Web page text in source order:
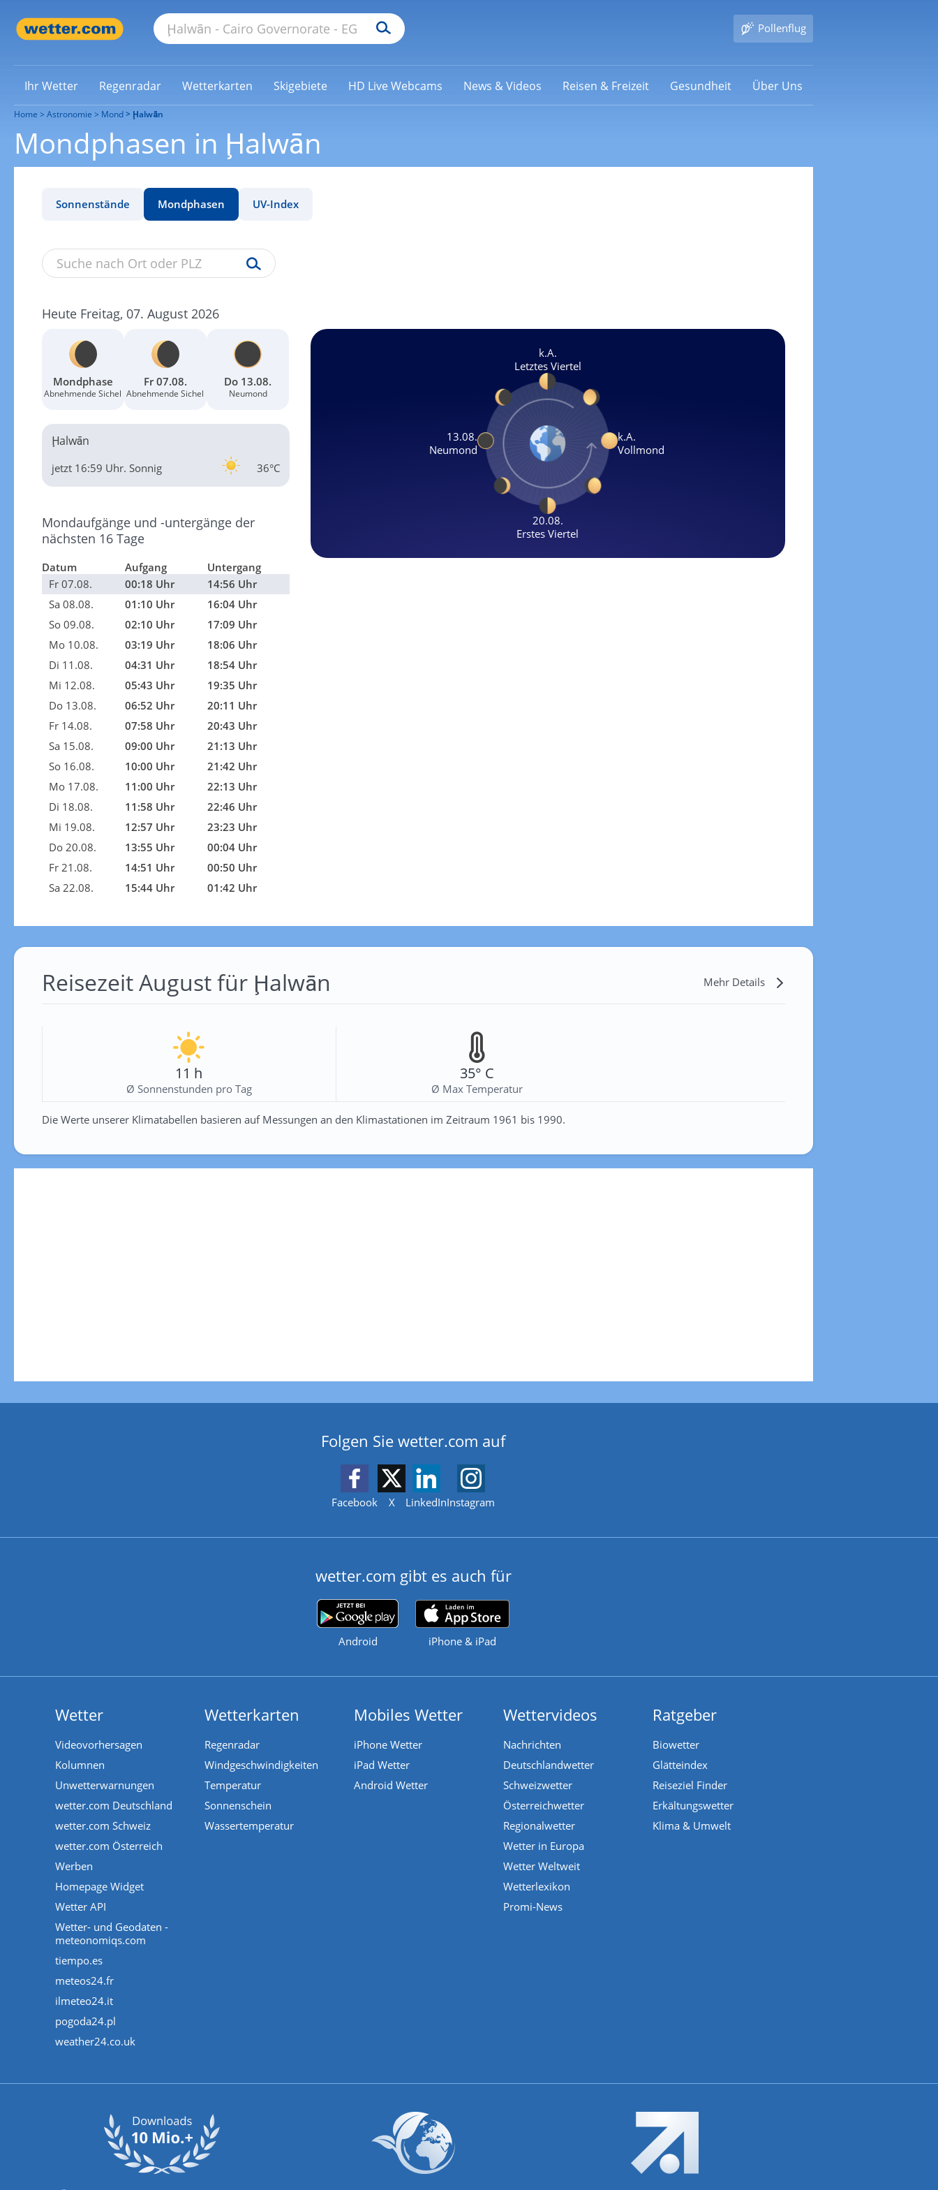
Pollenflug
Ihr Wetter Regenradar Wetterkarten Skigebiete HD Live Webcams News & Videos Reisen & Freizeit Gesundheit Über Uns
Home Astronomie Mond Ḩalwān
Mondphasen in Ḩalwān
Sonnenstände Mondphasen UV-Index
Heute Freitag, 07. August 2026
Mondphase
Abnehmende Sichel
Fr 07.08.
Abnehmende Sichel
Do 13.08.
Neumond
Ḩalwān
36°C
jetzt 16:59 Uhr. Sonnig
Mondaufgänge und -untergänge der
nächsten 16 Tage
Datum Aufgang
Untergang
Fr 07.08.
00:18 Uhr
14:56 Uhr
Sa 08.08.
01:10 Uhr
16:04 Uhr
So 09.08.
02:10 Uhr
17:09 Uhr
Mo 10.08.
03:19 Uhr
18:06 Uhr
Di 11.08.
04:31 Uhr
18:54 Uhr
Mi 12.08.
05:43 Uhr
19:35 Uhr
Do 13.08.
06:52 Uhr
20:11 Uhr
Fr 14.08.
07:58 Uhr
20:43 Uhr
Sa 15.08.
09:00 Uhr
21:13 Uhr
So 16.08.
10:00 Uhr
21:42 Uhr
Mo 17.08.
11:00 Uhr
22:13 Uhr
Di 18.08.
11:58 Uhr
22:46 Uhr
Mi 19.08.
12:57 Uhr
23:23 Uhr
Do 20.08.
13:55 Uhr
00:04 Uhr
Fr 21.08.
14:51 Uhr
00:50 Uhr
Sa 22.08.
15:44 Uhr 01:42 Uhr
k.A.
Letztes Viertel
13.08.
Neumond
k.A.
Vollmond
20.08.
Erstes Viertel
Reisezeit August für Ḩalwān Mehr Details
11 h
Ø Sonnenstunden pro Tag
35° C
Ø Max Temperatur
Die Werte unserer Klimatabellen basieren auf Messungen an den Klimastationen im Zeitraum 1961 bis 1990.
Folgen Sie wetter.com auf
Facebook X LinkedInInstagram
wetter.com gibt es auch für
Android iPhone & iPad
Wetter
Videovorhersagen
Kolumnen
Unwetterwarnungen
wetter.com Deutschland
wetter.com Schweiz
wetter.com Österreich
Werben
Homepage Widget
Wetter API
Wetter- und Geodaten -
meteonomiqs.com
tiempo.es
meteos24.fr
ilmeteo24.it
pogoda24.pl
weather24.co.uk
Wetterkarten
Regenradar
Windgeschwindigkeiten
Temperatur
Sonnenschein
Wassertemperatur
Mobiles Wetter
iPhone Wetter
iPad Wetter
Android Wetter
Wettervideos
Nachrichten
Deutschlandwetter
Schweizwetter
Österreichwetter
Regionalwetter
Wetter in Europa
Wetter Weltweit
Wetterlexikon
Promi-News
Ratgeber
Biowetter
Glätteindex
Reiseziel Finder
Erkältungswetter
Klima & Umwelt